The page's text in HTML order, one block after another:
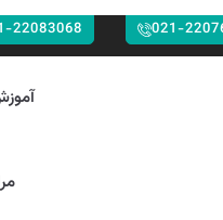
021-
22083068